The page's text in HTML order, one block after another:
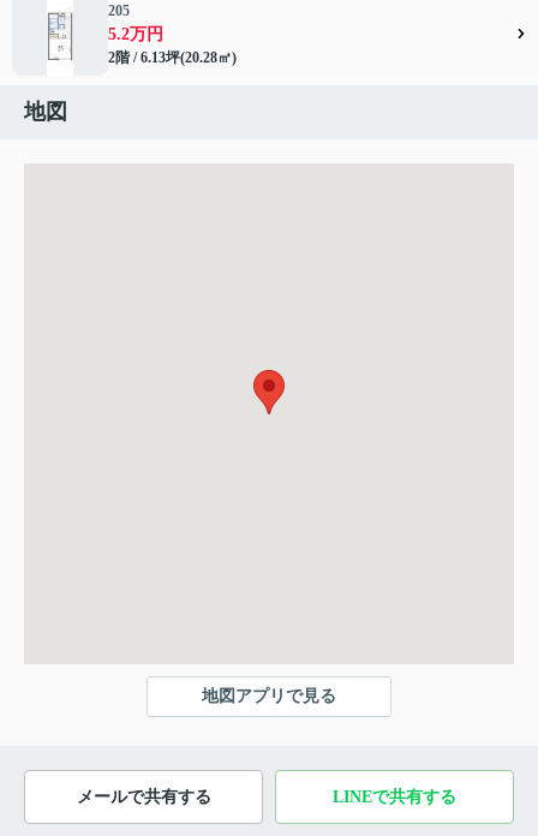
205
5.2万円
2階 / 6.13坪(20.28㎡)
地図
地図アプリで見る
メールで共有する LINEで共有する